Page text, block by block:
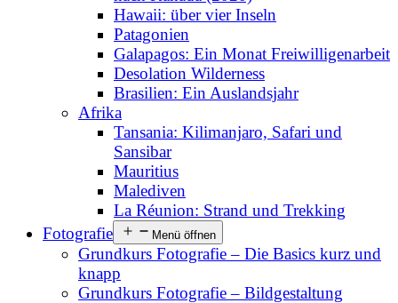
Hawaii: über vier Inseln
Patagonien
Galapagos: Ein Monat Freiwilligenarbeit
Desolation Wilderness
Brasilien: Ein Auslandsjahr
Afrika
Tansania: Kilimanjaro, Safari und
Sansibar
Mauritius
Malediven
La Réunion: Strand und Trekking
Fotografie
Menü öffnen
Grundkurs Fotografie – Die Basics kurz und
knapp
Grundkurs Fotografie – Bildgestaltung